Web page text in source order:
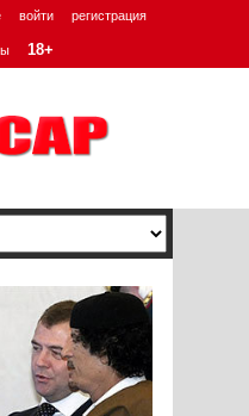
войти регистрация
18+